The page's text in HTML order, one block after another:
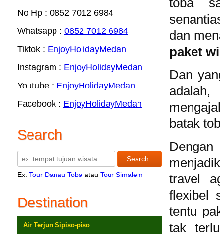
No Hp : 0852 7012 6984
Whatsapp : 0852 7012 6984
Tiktok : EnjoyHolidayMedan
Instagram : EnjoyHolidayMedan
Youtube : EnjoyHolidayMedan
Facebook : EnjoyHolidayMedan
Search
Ex. Tour Danau Toba atau Tour Simalem
Destination
Air Terjun Sipiso-piso
toba
dan
paket
Dan
batak
travel
flexibel
tentu
tak